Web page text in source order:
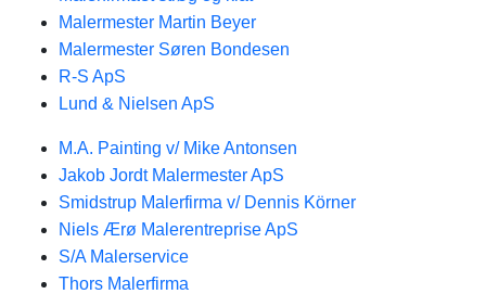
Malermester Martin Beyer
Malermester Søren Bondesen
R-S ApS
Lund & Nielsen ApS
M.A. Painting v/ Mike Antonsen
Jakob Jordt Malermester ApS
Smidstrup Malerfirma v/ Dennis Körner
Niels Ærø Malerentreprise ApS
S/A Malerservice
Thors Malerfirma